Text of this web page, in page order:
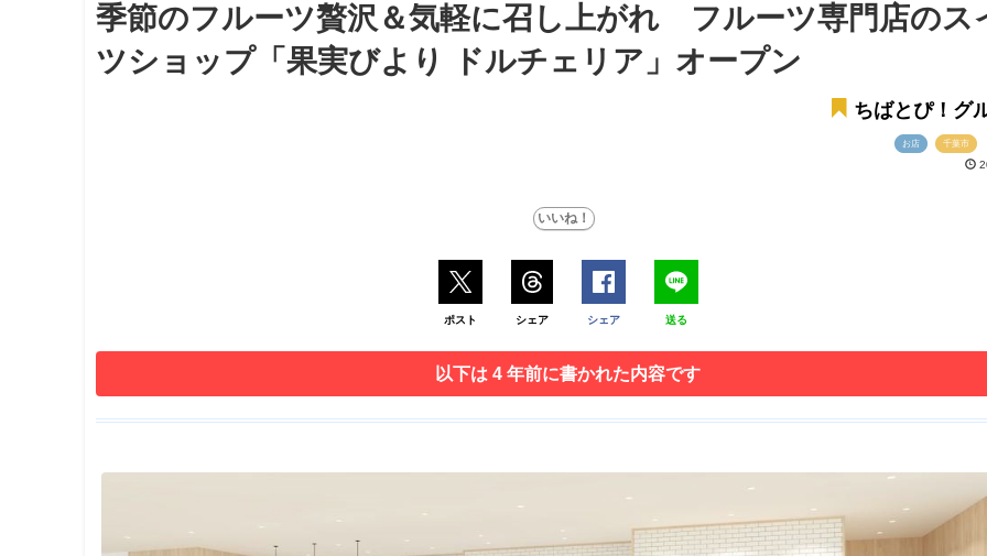
季節のフルーツ贅沢＆気軽に召し上がれ フルーツ専門店のス
ツショップ「果実びより ドルチェリア」オープン
ちばとぴ！グ
お店 千葉市
ポスト シェア シェア 送る
以下は 4 年前に書かれた内容です